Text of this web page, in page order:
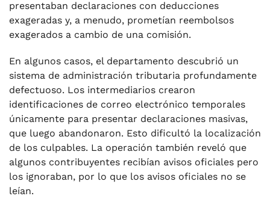
presentaban declaraciones con deducciones
exageradas y, a menudo, prometían reembolsos
exagerados a cambio de una comisión.
En algunos casos, el departamento descubrió un
sistema de administración tributaria profundamente
defectuoso. Los intermediarios crearon
identificaciones de correo electrónico temporales
únicamente para presentar declaraciones masivas,
que luego abandonaron. Esto dificultó la localización
de los culpables. La operación también reveló que
algunos contribuyentes recibían avisos oficiales pero
los ignoraban, por lo que los avisos oficiales no se
leían.